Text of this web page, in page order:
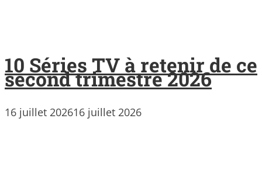
10 Séries TV à retenir de ce
second trimestre 2026
16 juillet 202616 juillet 2026